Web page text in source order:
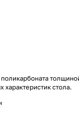
характеристик стола.